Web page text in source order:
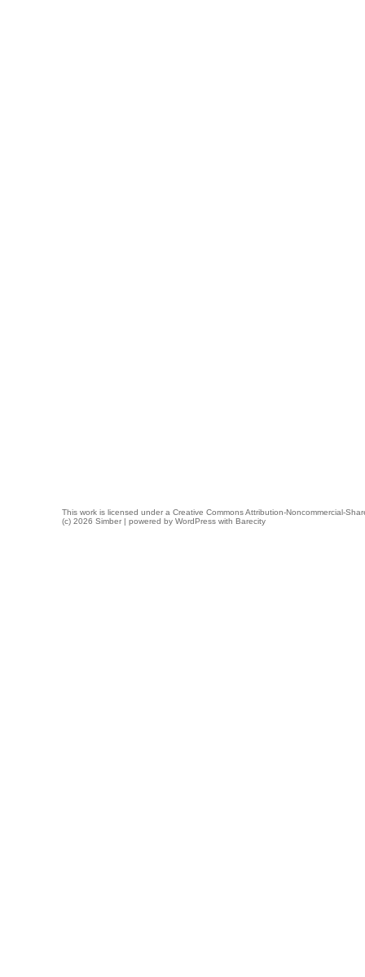
This work is licensed under a Creative Commons Attribution-Noncommercial-
(c) 2026 Simber | powered by WordPress with Barecity